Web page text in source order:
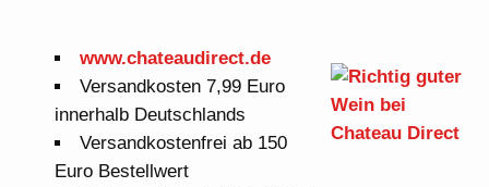
www.chateaudirect.de
Versandkosten 7,99 Euro
innerhalb Deutschlands
Versandkostenfrei ab 150
Euro Bestellwert